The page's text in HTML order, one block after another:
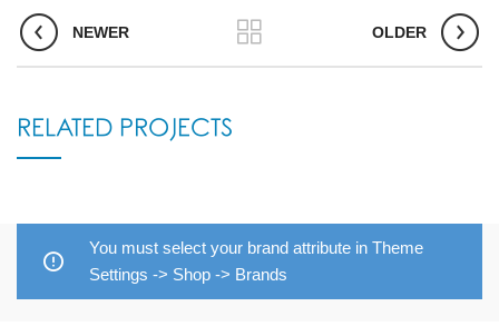
NEWER OLDER
RELATED PROJECTS
You must select your brand attribute in Theme
Settings -> Shop -> Brands